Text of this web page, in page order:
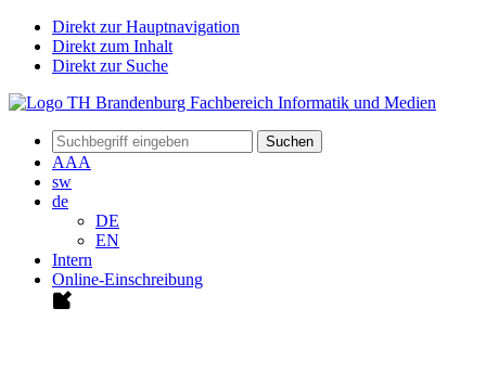
Direkt zur Hauptnavigation
Direkt zum Inhalt
Direkt zur Suche
Suchen
AAA
sw
de
DE
EN
Intern
Online-Einschreibung